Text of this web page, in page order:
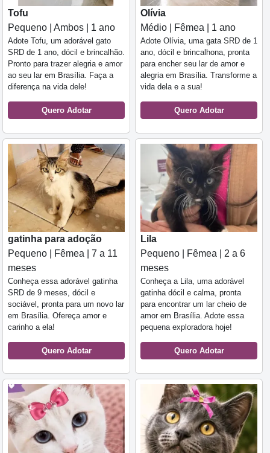
Tofu
Pequeno | Ambos | 1 ano
Adote Tofu, um adorável gato
SRD de 1 ano, dócil e brincalhão.
Pronto para trazer alegria e amor
ao seu lar em Brasília. Faça a
diferença na vida dele!
Quero Adotar
Olívia
Médio | Fêmea | 1 ano
Adote Olívia, uma gata SRD de 1
ano, dócil e brincalhona, pronta
para encher seu lar de amor e
alegria em Brasília. Transforme a
vida dela e a sua!
Quero Adotar
gatinha para adoção
Pequeno | Fêmea | 7 a 11
meses
Conheça essa adorável gatinha
SRD de 9 meses, dócil e
sociável, pronta para um novo lar
em Brasília. Ofereça amor e
carinho a ela!
Quero Adotar
Lila
Pequeno | Fêmea | 2 a 6
meses
Conheça a Lila, uma adorável
gatinha dócil e calma, pronta
para encontrar um lar cheio de
amor em Brasília. Adote essa
pequena exploradora hoje!
Quero Adotar